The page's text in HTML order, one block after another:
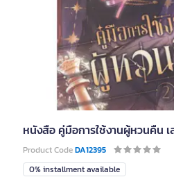
หนังสือ คู่มือการใช้งานผู้หวนคืน
Product CodeDA12395
0% installment available